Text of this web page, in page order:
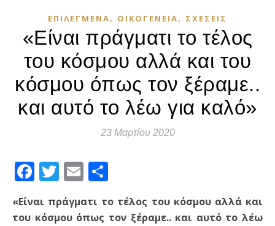
ΕΠΙΛΕΓΜΈΝΑ, ΟΙΚΟΓΈΝΕΙΑ, ΣΧΈΣΕΙΣ
«Είναι πράγματι το τέλος
του κόσμου αλλά και του
κόσμου όπως τον ξέραμε..
και αυτό το λέω για καλό»
23 Μαρτίου 2020
Facebook
Twitter
Email
«Είναι πράγματι το τέλος του κόσμου αλλά και
του κόσμου όπως τον ξέραμε.. και αυτό το λέω